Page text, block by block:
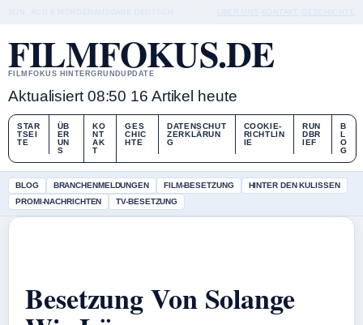
FILMFOKUS.DE
FILMFOKUS HINTERGRUNDUPDATE
Aktualisiert 08:50 16 Artikel heute
STAR
TSEI
TE
ÜB
ER
UN
S
KO
NT
AK
T
GES
CHIC
HTE
DATENSCHUT
ZERKLÄRUN
G
COOKIE-
RICHTLIN
IE
RUN
DBR
IEF
B
L
O
G
BLOG BRANCHENMELDUNGEN FILM-BESETZUNG
HINTER DEN KULISSEN
PROMI-NACHRICHTEN
TV-BESETZUNG
Besetzung Von Solange